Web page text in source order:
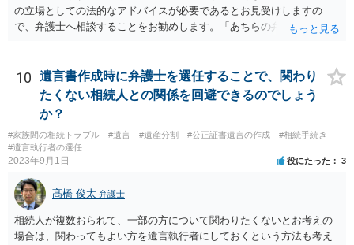
の立場としての法的なアドバイスが必要であるとお見受けしますの
で、弁護士へ相談することをお勧めします。「あちらの弁護士」（元
誘導しかしてこないと思います。
10
遺言書作成時に弁護士を選任することで、関わり
たくない相続人との関係を回避できるのでしょう
か？
#家族間の相続トラブル #遺言 #遺産分割 #公正証書遺言の作成
#相続手続き
#遺言執行者の選任
2023年9月1日 役にたった 3
髙橋 俊太 弁護士
相続人が複数おられて、一部の方について関わりたくないとお考えの
場合は、関わってもよい方を遺言執行者にしておくという方法も考え